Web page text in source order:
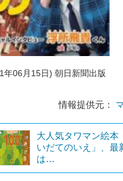
年06月15日) 朝日新聞出版
情報提供元：
大人気タワマン絵本
いだてのいえ」、最
は…